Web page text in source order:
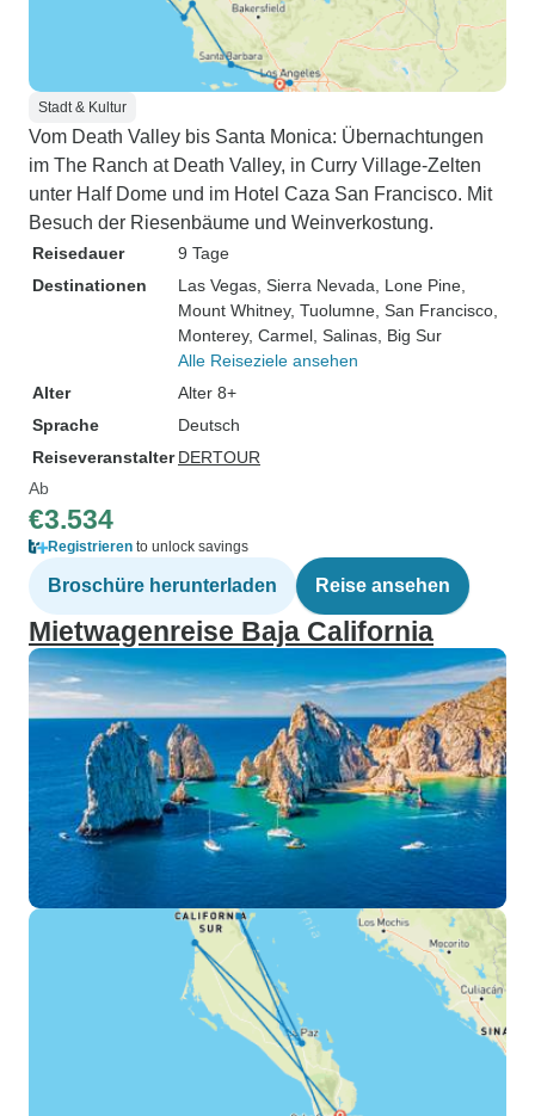
Stadt & Kultur
Vom Death Valley bis Santa Monica: Übernachtungen
im The Ranch at Death Valley, in Curry Village-Zelten
unter Half Dome und im Hotel Caza San Francisco. Mit
Besuch der Riesenbäume und Weinverkostung.
Reisedauer
9 Tage
Destinationen
Las Vegas , Sierra Nevada , Lone Pine
Mount Whitney, Tuolumne , San Francisco
Monterey, Carmel , Salinas , Big Sur
Alle Reiseziele ansehen
Alter
Alter 8+
Sprache
Deutsch
Reiseveranstalter DERTOUR
Ab
€3.534
Registrieren to unlock savings
Broschüre herunterladen Reise ansehen
Mietwagenreise Baja California